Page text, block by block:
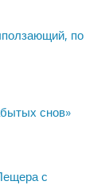
по
снов»
с